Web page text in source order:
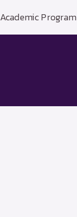
Academic Program